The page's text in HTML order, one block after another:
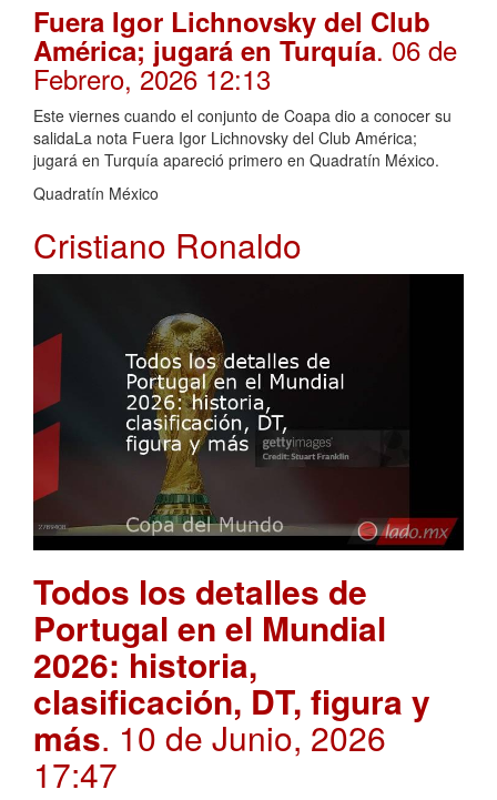
Fuera Igor Lichnovsky del Club
América; jugará en Turquía. 06 de
Febrero, 2026 12:13
Este viernes cuando el conjunto de Coapa dio a conocer su
salidaLa nota Fuera Igor Lichnovsky del Club América;
jugará en Turquía apareció primero en Quadratín México.
Quadratín México
Cristiano Ronaldo
Todos los detalles de
Portugal en el Mundial
2026: historia,
clasificación, DT, figura y
más. 10 de Junio, 2026
17:47